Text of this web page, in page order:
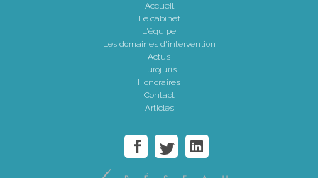
Accueil
Le cabinet
L'équipe
Les domaines d'intervention
Actus
Eurojuris
Honoraires
Contact
Articles